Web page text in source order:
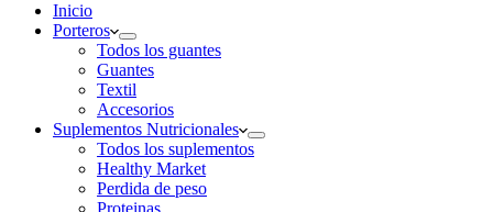
Inicio
Porteros
Todos los guantes
Guantes
Textil
Accesorios
Suplementos Nutricionales
Todos los suplementos
Healthy Market
Perdida de peso
Proteinas